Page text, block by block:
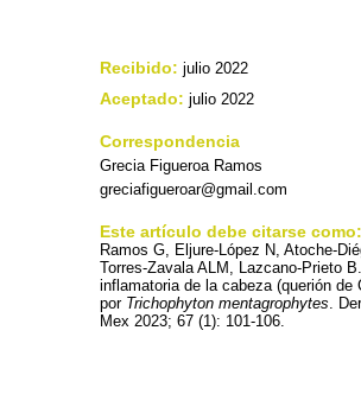
Recibido: julio 2022
Aceptado: julio 2022
Correspondencia
Grecia Figueroa Ramos
greciafigueroar@gmail.com
Este artículo debe citarse como:
Ramos G, Eljure-López N, Atoche-
Torres-Zavala ALM, Lazcano-Prieto
inflamatoria de la cabeza (querión de
por Trichophyton mentagrophytes.
Mex 2023; 67 (1): 101-106.